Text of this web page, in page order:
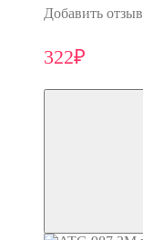
Добавить отзыв
322₽